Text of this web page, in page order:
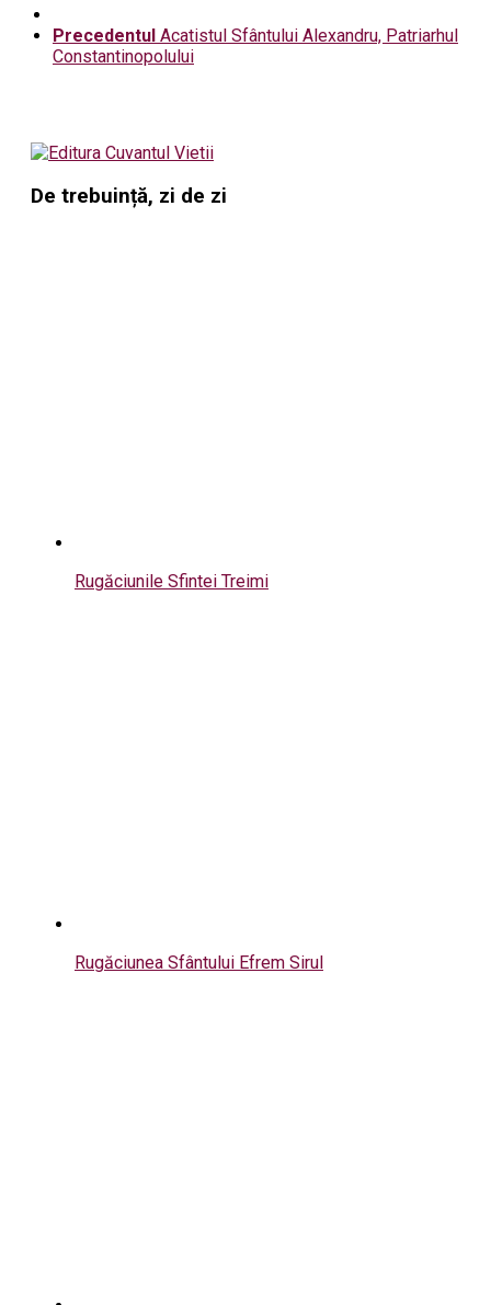
Precedentul Acatistul Sfântului Alexandru, Patriarhul
Constantinopolului
De trebuință, zi de zi
Rugăciunile Sfintei Treimi
Rugăciunea Sfântului Efrem Sirul